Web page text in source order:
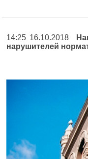
14:25 16.10.2018
нарушителей